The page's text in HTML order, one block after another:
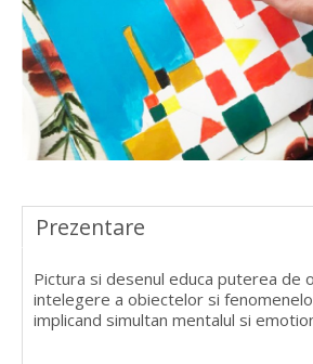
Prezentare
Pictura si desenul educa puterea de
intelegere a obiectelor si
implicand simultan mentalul si